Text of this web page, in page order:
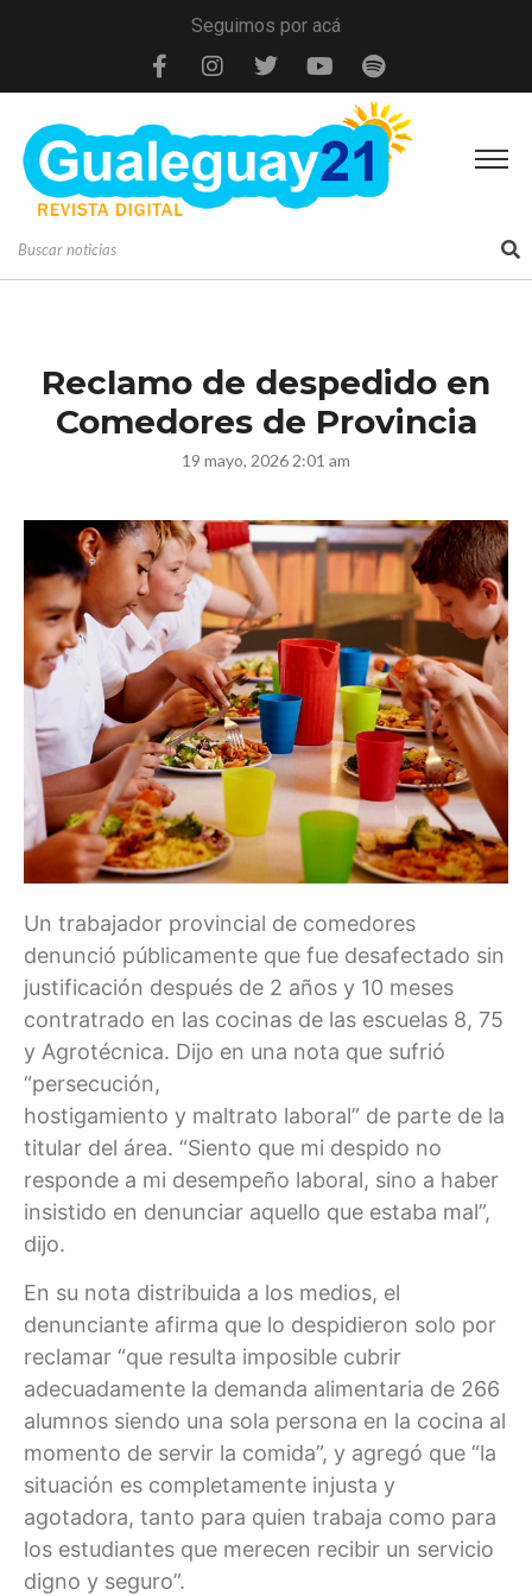
Seguimos por acá
Reclamo de despedido en
Comedores de Provincia
19 mayo, 2026 2:01 am
Un trabajador provincial de comedores
denunció públicamente que fue desafectado sin
justificación después de 2 años y 10 meses
contratrado en las cocinas de las escuelas 8, 75
y Agrotécnica. Dijo en una nota que sufrió
“persecución,
hostigamiento y maltrato laboral” de parte de la
titular del área. “Siento que mi despido no
responde a mi desempeño laboral, sino a haber
insistido en denunciar aquello que estaba mal”,
dijo.
En su nota distribuida a los medios, el
denunciante afirma que lo despidieron solo por
reclamar “que resulta imposible cubrir
adecuadamente la demanda alimentaria de 266
alumnos siendo una sola persona en la cocina al
momento de servir la comida”, y agregó que “la
situación es completamente injusta y
agotadora, tanto para quien trabaja como para
los estudiantes que merecen recibir un servicio
digno y seguro”.